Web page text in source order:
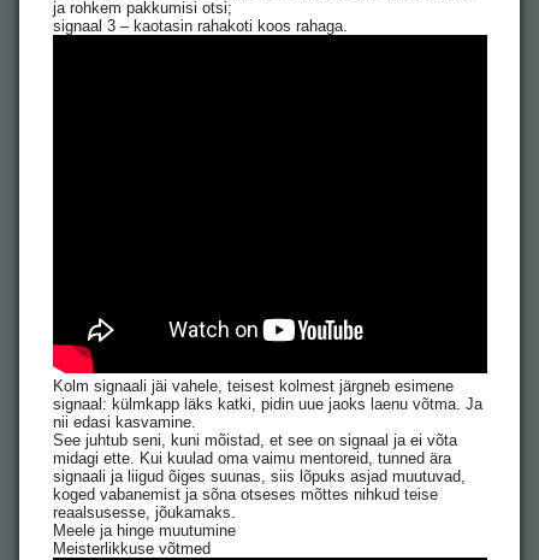
ja rohkem pakkumisi otsi;
signaal 3 – kaotasin rahakoti koos rahaga.
Kolm signaali jäi vahele, teisest kolmest järgneb esimene
signaal: külmkapp läks katki, pidin uue jaoks laenu võtma. Ja
nii edasi kasvamine.
See juhtub seni, kuni mõistad, et see on signaal ja ei võta
midagi ette. Kui kuulad oma vaimu mentoreid, tunned ära
signaali ja liigud õiges suunas, siis lõpuks asjad muutuvad,
koged vabanemist ja sõna otseses mõttes nihkud teise
reaalsusesse, jõukamaks.
Meele ja hinge muutumine
Meisterlikkuse võtmed